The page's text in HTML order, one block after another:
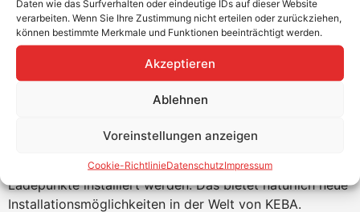
Daten wie das Surfverhalten oder eindeutige IDs auf dieser Website
verarbeiten. Wenn Sie Ihre Zustimmung nicht erteilen oder zurückziehen,
können bestimmte Merkmale und Funktionen beeinträchtigt werden.
Akzeptieren
Ablehnen
Voreinstellungen anzeigen
Cookie-RichtlinieDatenschutzImpressum
KEBA KeContact M20 medium für bis
zu 40 Ladepunkte
Mit dem neuen Produkt KeContact M20, bietet KEBA die
Möglichkeit, die Anzahl der installierten Ladepunkte in
einem Cluster zu erweitern. Mit der medium-Version
können 40, mit der large-Version sogar bis zu 200
Ladepunkte installiert werden. Das bietet natürlich neue
Installationsmöglichkeiten in der Welt von KEBA.